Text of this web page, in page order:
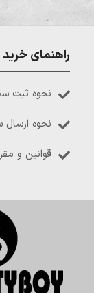
راهنمای
نحوه ثبت
نحوه ارسال
قوانین و